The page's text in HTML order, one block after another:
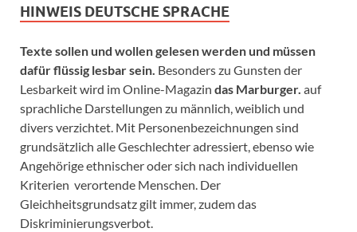
HINWEIS DEUTSCHE SPRACHE
Texte sollen und wollen gelesen werden und müssen
dafür flüssig lesbar sein. Besonders zu Gunsten der
Lesbarkeit wird im Online-Magazin das Marburger. auf
sprachliche Darstellungen zu männlich, weiblich und
divers verzichtet. Mit Personenbezeichnungen sind
grundsätzlich alle Geschlechter adressiert, ebenso wie
Angehörige ethnischer oder sich nach individuellen
Kriterien verortende Menschen. Der
Gleichheitsgrundsatz gilt immer, zudem das
Diskriminierungsverbot.